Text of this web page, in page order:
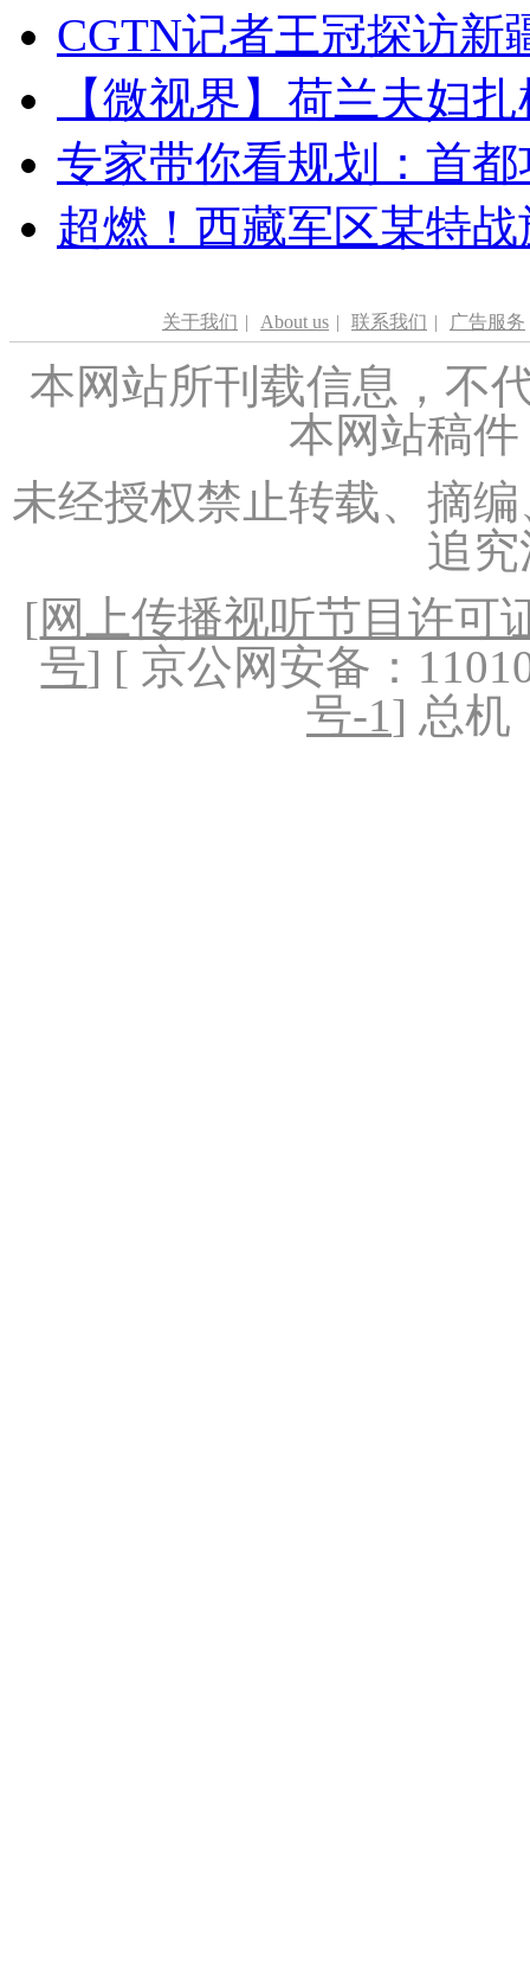
CGTN记者王冠探访新
【微视界】荷兰夫妇
专家带你看规划：首
超燃！西藏军区某特
关于我们 | About us | 联系我们 | 广告服务
本网站所刊载信息，不
本网站稿
未经授权禁止转载、摘
追
[网上传播视听节目许可
号] [ 京公网安备：
号-1] 总机